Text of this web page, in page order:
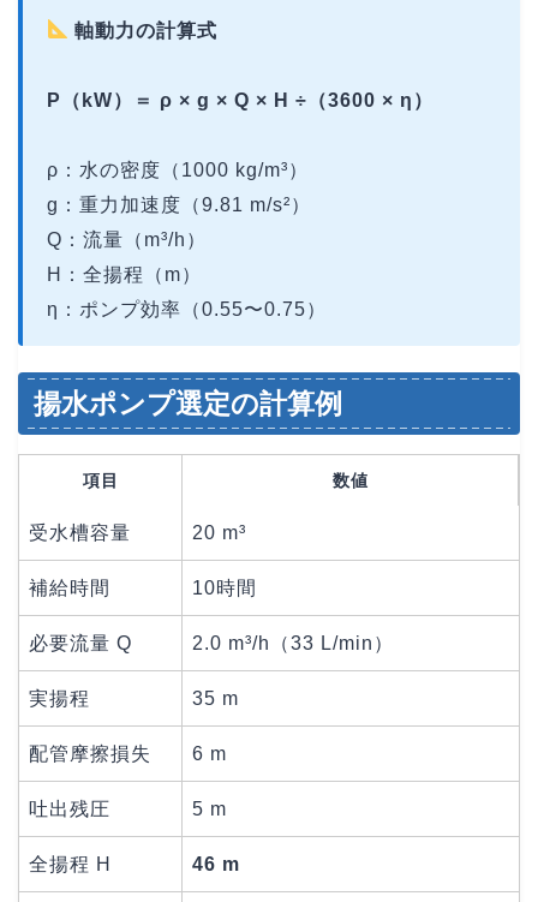
軸動力の計算式
P（kW）＝ ρ × g × Q × H ÷（3600 × η）
ρ：水の密度（1000 kg/m³）
g：重力加速度（9.81 m/s²）
Q：流量（m³/h）
H：全揚程（m）
η：ポンプ効率（0.55〜0.75）
揚水ポンプ選定の計算例
項目 数値
受水槽容量 20 m³
補給時間 10時間
必要流量 Q 2.0 m³/h（33 L/min）
実揚程 35 m
配管摩擦損失 6 m
吐出残圧 5 m
全揚程 H 46 m